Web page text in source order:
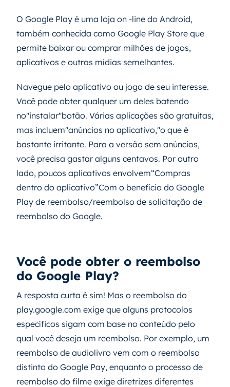
O Google Play é uma loja on -line do Android,
também conhecida como Google Play Store que
permite baixar ou comprar milhões de jogos,
aplicativos e outras mídias semelhantes.
Navegue pelo aplicativo ou jogo de seu interesse.
Você pode obter qualquer um deles batendo
no"instalar"botão. Várias aplicações são gratuitas,
mas incluem"anúncios no aplicativo,"o que é
bastante irritante. Para a versão sem anúncios,
você precisa gastar alguns centavos. Por outro
lado, poucos aplicativos envolvem“Compras
dentro do aplicativo”Com o benefício do Google
Play de reembolso/reembolso de solicitação de
reembolso do Google.
Você pode obter o reembolso
do Google Play?
A resposta curta é sim! Mas o reembolso do
play.google.com exige que alguns protocolos
específicos sigam com base no conteúdo pelo
qual você deseja um reembolso. Por exemplo, um
reembolso de audiolivro vem com o reembolso
distinto do Google Pay, enquanto o processo de
reembolso do filme exige diretrizes diferentes